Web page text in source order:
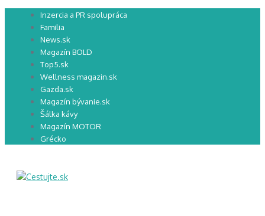
Preskočiť Inzercia a PR spolupráca
Familia
News.sk
Magazín BOLD
Top5.sk
Wellness magazin.sk
Gazda.sk
Magazín bývanie.sk
Šálka kávy
Magazín MOTOR
Grécko